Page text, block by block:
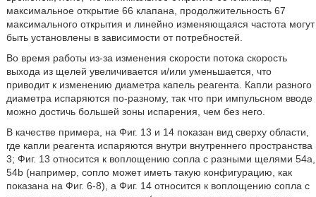
максимальное открытие 66 клапана, продолжительность 67
максимального открытия и линейно изменяющаяся частота могут
быть установлены в зависимости от потребностей.
Во время работы из-за изменения скорости потока скорость
выхода из щелей увеличивается и/или уменьшается, что
приводит к изменению диаметра капель реагента. Капли разного
диаметра испаряются по-разному, так что при импульсном вводе
можно достичь большей зоны испарения, чем без него.
В качестве примера, на Фиг. 13 и 14 показан вид сверху области,
где капли реагента испаряются внутри внутреннего пространства
3; Фиг. 13 относится к воплощению сопла с разными щелями 54а,
54b (например, сопло может иметь такую конфигурацию, как
показана на Фиг. 6-8), а Фиг. 14 относится к воплощению сопла с